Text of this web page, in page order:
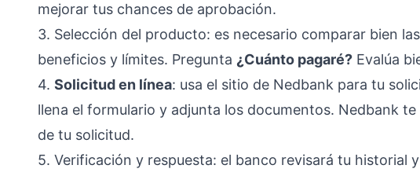
mejorar tus chances de aprobación.
3. Selección del producto: es necesario comparar bien
beneficios y límites. Pregunta ¿Cuánto pagaré? Evalúa
4. Solicitud en línea: usa el sitio de Nedbank para tu
llena el formulario y adjunta los documentos. Nedbank
de tu solicitud.
5. Verificación y respuesta: el banco revisará tu historial